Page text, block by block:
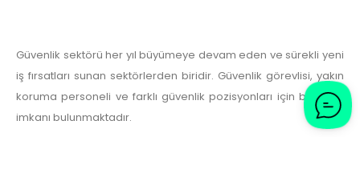
Güvenlik sektörü her yıl büyümeye devam eden ve sürekli yeni
iş fırsatları sunan sektörlerden biridir. Güvenlik görevlisi, yakın
koruma personeli ve farklı güvenlik pozisyonları için birçok iş
imkanı bulunmaktadır.